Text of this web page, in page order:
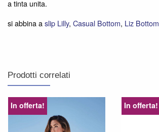
a tinta unita.
si abbina aslip Lilly, Casual Bottom, Liz Bottom
Prodotti correlati
In offerta! In offerta!